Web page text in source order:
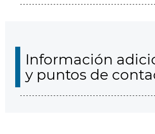
Información
y puntos de